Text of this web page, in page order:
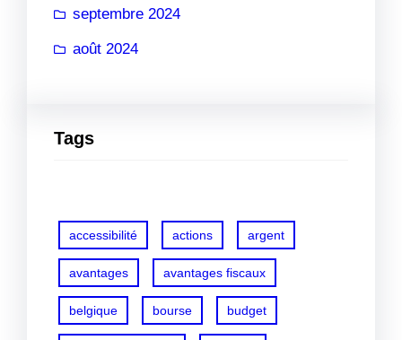
septembre 2024
août 2024
Tags
accessibilité actions argent
avantages avantages fiscaux
belgique bourse budget